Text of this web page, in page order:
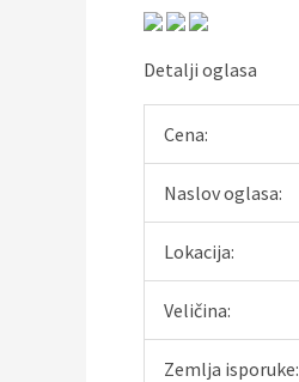
Detalji oglasa
Cena:
Naslov oglasa:
Lokacija:
Veličina:
Zemlja isporuke: